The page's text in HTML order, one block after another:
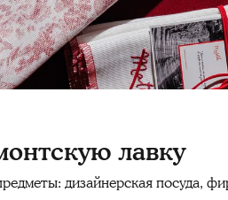
лавку
дизайнерская посуда,